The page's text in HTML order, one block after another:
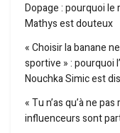
Dopage : pourquoi
Mathys est douteux
« Choisir la banane
sportive » : pourquoi
Nouchka Simic est
« Tu n’as qu’à ne
influenceurs sont